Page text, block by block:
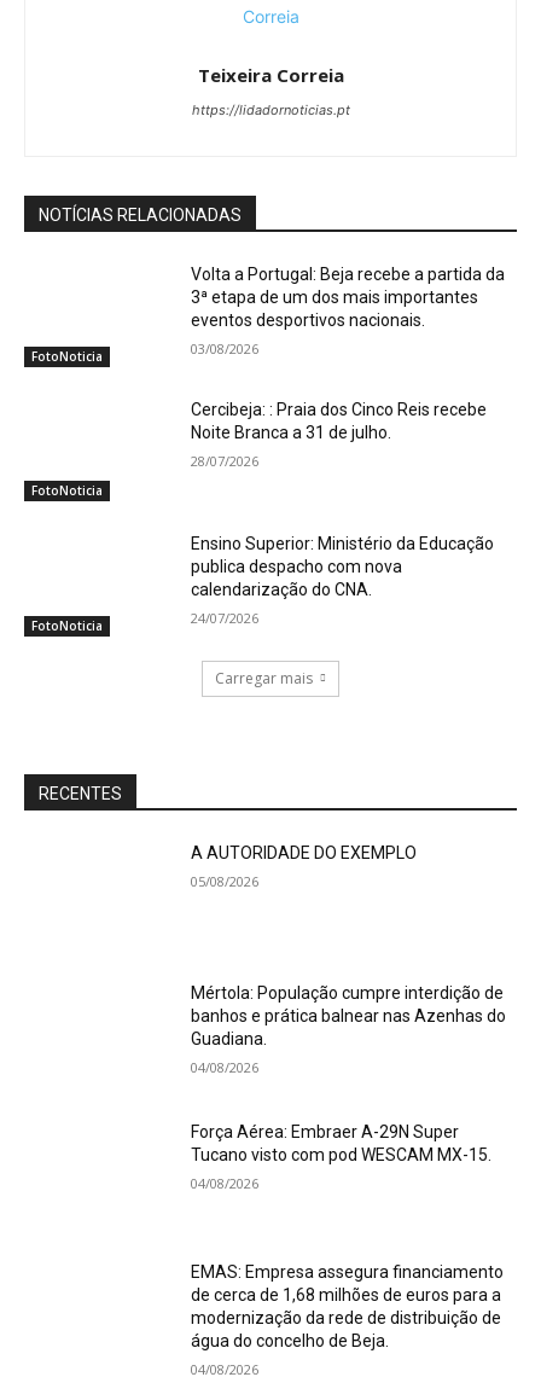
Teixeira Correia
https://lidadornoticias.pt
NOTÍCIAS RELACIONADAS
FotoNoticia
Volta a Portugal: Beja recebe a partida da
3ª etapa de um dos mais importantes
eventos desportivos nacionais.
03/08/2026
FotoNoticia
Cercibeja: : Praia dos Cinco Reis recebe
Noite Branca a 31 de julho.
28/07/2026
FotoNoticia
Ensino Superior: Ministério da Educação
publica despacho com nova
calendarização do CNA.
24/07/2026
Carregar mais
RECENTES
A AUTORIDADE DO EXEMPLO
05/08/2026
Mértola: População cumpre interdição de
banhos e prática balnear nas Azenhas do
Guadiana.
04/08/2026
Força Aérea: Embraer A-29N Super
Tucano visto com pod WESCAM MX-15.
04/08/2026
EMAS: Empresa assegura financiamento
de cerca de 1,68 milhões de euros para a
modernização da rede de distribuição de
água do concelho de Beja.
04/08/2026